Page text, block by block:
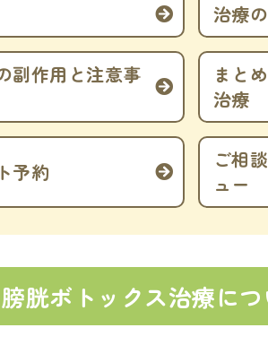
治療
副作用と注意事
まと
治療
予約
ご相
ュー
胱ボトックス治療につ